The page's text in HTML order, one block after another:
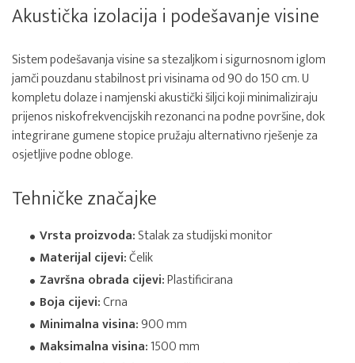
Akustička izolacija i podešavanje visine
Sistem podešavanja visine sa stezaljkom i sigurnosnom iglom
jamči pouzdanu stabilnost pri visinama od 90 do 150 cm. U
kompletu dolaze i namjenski akustički šiljci koji minimaliziraju
prijenos niskofrekvencijskih rezonanci na podne površine, dok
integrirane gumene stopice pružaju alternativno rješenje za
osjetljive podne obloge.
Tehničke značajke
Vrsta proizvoda:Stalak za studijski monitor
Materijal cijevi:Čelik
Završna obrada cijevi:Plastificirana
Boja cijevi:Crna
Minimalna visina:900 mm
Maksimalna visina:1500 mm